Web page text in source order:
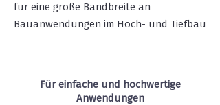
für eine große Bandbreite an
Bauanwendungen im Hoch- und Tiefbau
Für einfache und hochwertige
Anwendungen